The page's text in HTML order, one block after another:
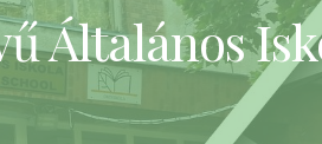
Általános